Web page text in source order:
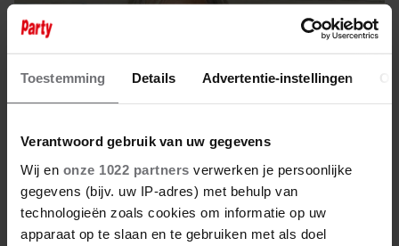
Toestemming Details Advertentie-instellingen
Verantwoord gebruik van uw gegevens
Wij en onze 1022 partners verwerken je persoonlijke
gegevens (bijv. uw IP-adres) met behulp van
technologieën zoals cookies om informatie op uw
apparaat op te slaan en te gebruiken met als doel
28 augustus 2023